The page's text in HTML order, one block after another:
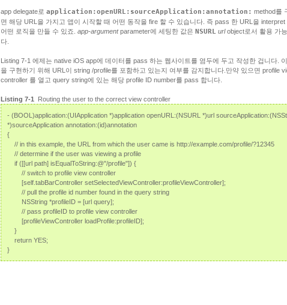
app delegate로 application:openURL:sourceApplication:annotation: method를
면 해당 URL을 가지고 앱이 시작할 때 어떤 동작을 fire 할 수 있습니다. 즉 pass 한 URL을 interpret
어떤 로직을 만들 수 있죠. app-argumentparameter에 세팅한 값은 NSURL urlobject로서 활용 가
다.
Listing 7-1 에제는 native iOS app에 데이터를 pass 하는 웹사이트를 염두에 두고 작성한 겁니다.
을 구현하기 위해 URL이 string /profile를 포함하고 있는지 여부를 감지합니다.만약 있으면 profile
controller 를 열고 query string에 있는 해당 profile ID number를 pass 합니다.
Listing 7-1 Routing the user to the correct view controller
- (BOOL)application:(UIApplication *)application openURL:(NSURL *)url
*)sourceApplication annotation:(id)annotation
{
// in this example, the URL from which the user came is http://example.com/profile/?12345
// determine if the user was viewing a profile
if ([[url path] isEqualToString:@"/profile"]) {
// switch to profile view controller
[self.tabBarController setSelectedViewController:profileViewController];
// pull the profile id number found in the query string
NSString *profileID = [url query];
// pass profileID to profile view controller
[profileViewController loadProfile:profileID];
}
return YES;
}